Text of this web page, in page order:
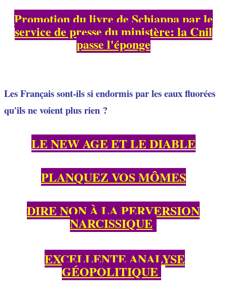
Promotion du livre de Schiappa par le
service de presse du ministère: la Cnil
passe l'éponge
Les Français sont-ils si endormis par les eaux fluorées
qu'ils ne voient plus rien ?
LE NEW AGE ET LE DIABLE
PLANQUEZ VOS MÔMES
DIRE NON À LA PERVERSION
NARCISSIQUE
EXCELLENTE ANALYSE
GÉOPOLITIQUE